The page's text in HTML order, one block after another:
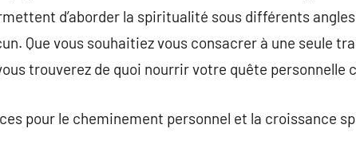
d’aborder la spiritualité sous différents
Que vous souhaitiez vous consacrer à une seule
trouverez de quoi nourrir votre quête personnelle
pour le cheminement personnel et la croissance